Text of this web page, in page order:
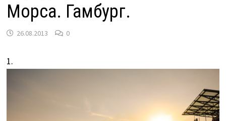
Морса. Гамбург.
26.08.2013 0
1.